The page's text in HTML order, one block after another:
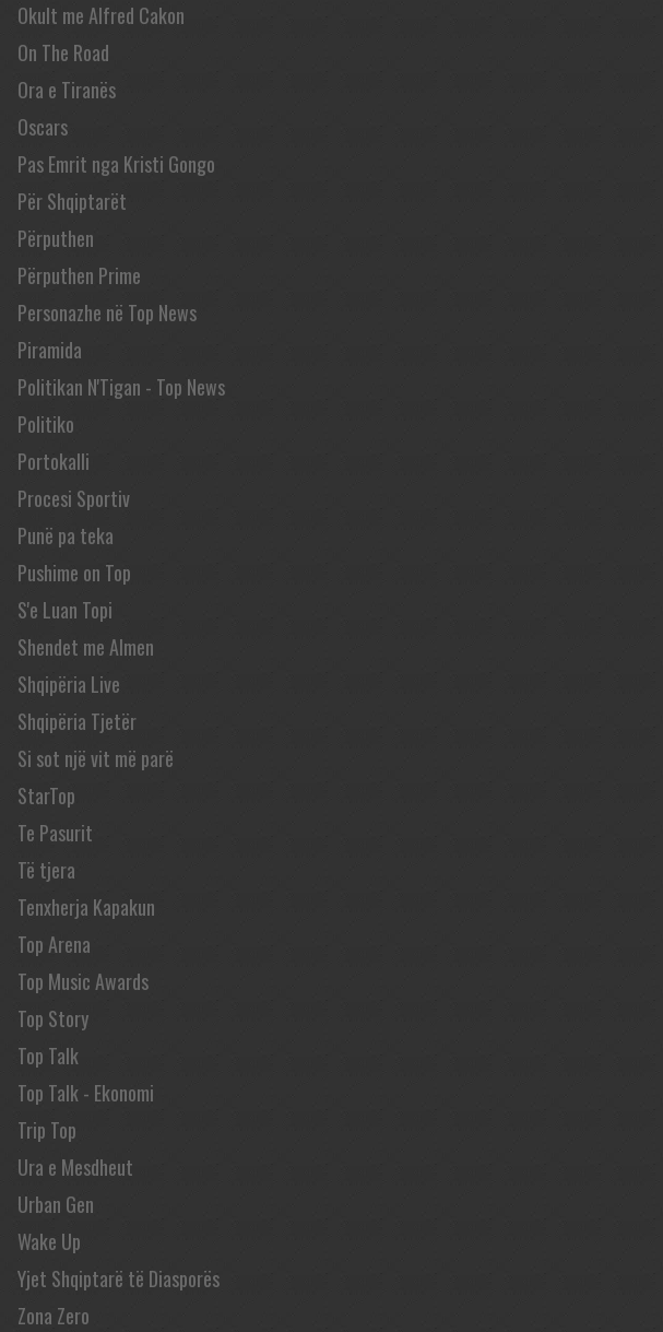
Okult me Alfred Cakon
On The Road
Ora e Tiranës
Oscars
Pas Emrit nga Kristi Gongo
Për Shqiptarët
Përputhen
Përputhen Prime
Personazhe në Top News
Piramida
Politikan N'Tigan - Top News
Politiko
Portokalli
Procesi Sportiv
Punë pa teka
Pushime on Top
S'e Luan Topi
Shendet me Almen
Shqipëria Live
Shqipëria Tjetër
Si sot një vit më parë
StarTop
Te Pasurit
Të tjera
Tenxherja Kapakun
Top Arena
Top Music Awards
Top Story
Top Talk
Top Talk - Ekonomi
Trip Top
Ura e Mesdheut
Urban Gen
Wake Up
Yjet Shqiptarë të Diasporës
Zona Zero